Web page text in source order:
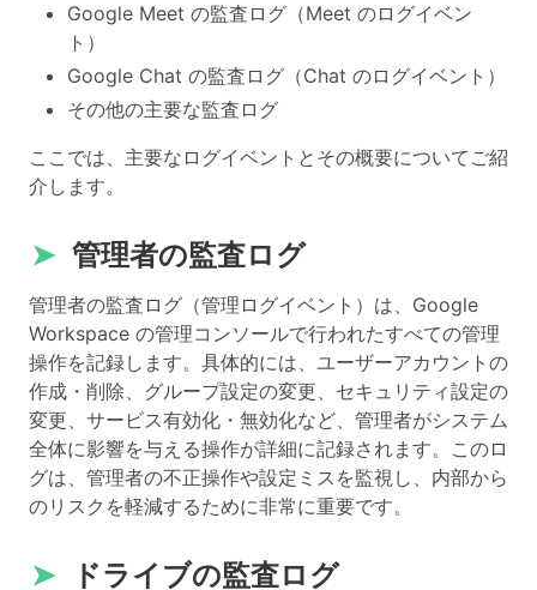
Google Meet の監査ログ（Meet のログイベン
ト）
Google Chat の監査ログ（Chat のログイベント）
その他の主要な監査ログ
ここでは、主要なログイベントとその概要についてご紹
介します。
➤ 管理者の監査ログ
管理者の監査ログ（管理ログイベント）は、Google
Workspace の管理コンソールで行われたすべての管理
操作を記録します。具体的には、ユーザーアカウントの
作成・削除、グループ設定の変更、セキュリティ設定の
変更、サービス有効化・無効化など、管理者がシステム
全体に影響を与える操作が詳細に記録されます。このロ
グは、管理者の不正操作や設定ミスを監視し、内部から
のリスクを軽減するために非常に重要です。
➤ ドライブの監査ログ